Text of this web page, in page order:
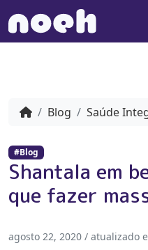
Blog Saúde
#Blog
Shantala em
que fazer
agosto 22, 2020 / atualizado